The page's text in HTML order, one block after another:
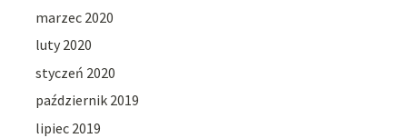
marzec 2020
luty 2020
styczeń 2020
październik 2019
lipiec 2019